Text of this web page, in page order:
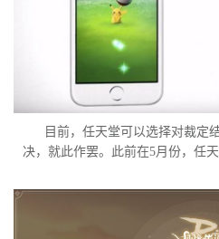
目前，任天堂可以选择对裁定
决，就此作罢。此前在5月份，任